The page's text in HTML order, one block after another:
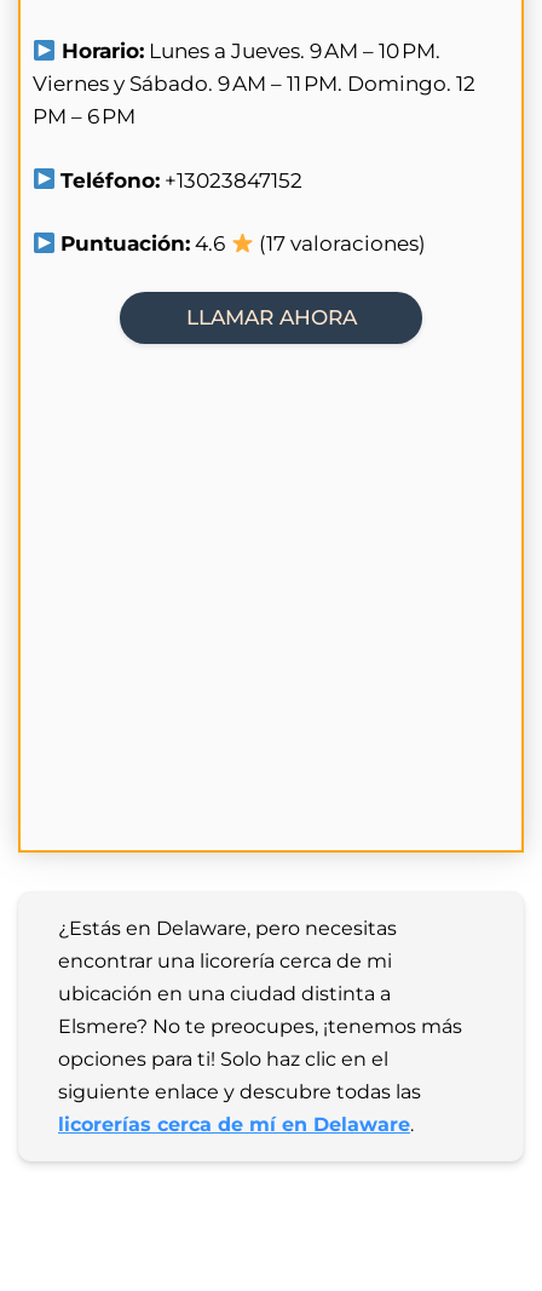
Horario: Lunes a Jueves. 9 AM – 10 PM.
Viernes y Sábado. 9 AM – 11 PM. Domingo. 12
PM – 6 PM
Teléfono: +13023847152
Puntuación: 4.6 (17 valoraciones)
LLAMAR AHORA
¿Estás en Delaware, pero necesitas
encontrar una licorería cerca de mi
ubicación en una ciudad distinta a
Elsmere? No te preocupes, ¡tenemos más
opciones para ti! Solo haz clic en el
licorerías cerca de mí en Delaware.